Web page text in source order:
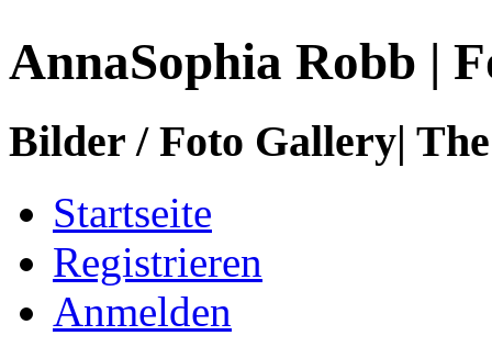
AnnaSophia Robb |
Bilder / Foto Gallery|
Startseite
Registrieren
Anmelden